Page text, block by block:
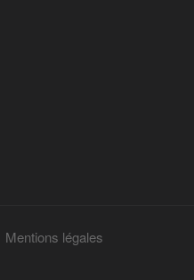
Mentions légales